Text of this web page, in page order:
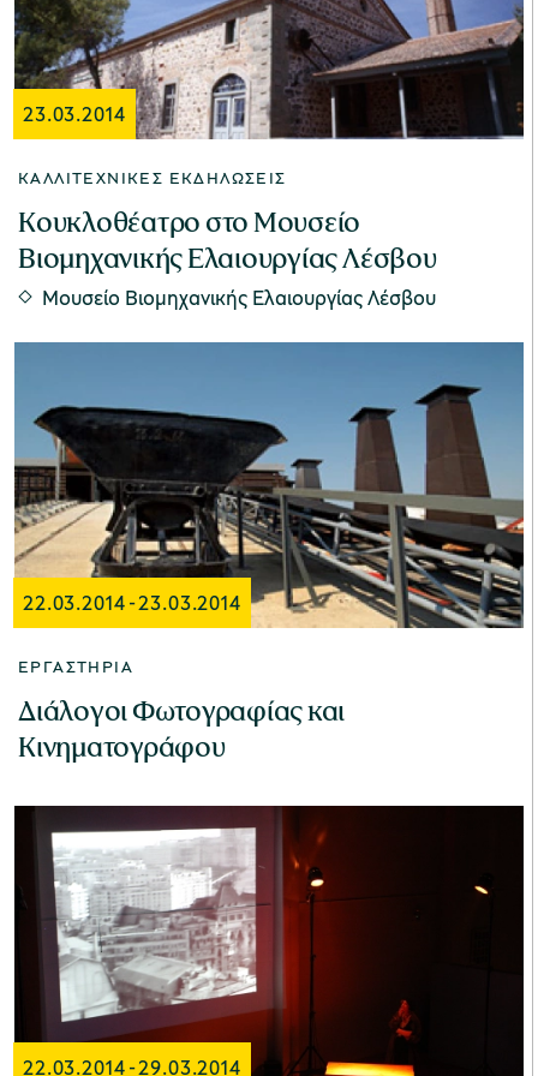
Μουσείο Ελιάς και Ελληνικού Λαδιού
Μουσείο Βιομηχανικής Ελαιουργίας
Λέσβου
Μουσείο Πλινθοκεραμοποιίας N. & Σ.
Τσαλαπάτα
Μουσείο Περιβάλλοντος Στυμφαλίας
Μουσείο Μαστίχας Χίου
Μουσείο Αργυροτεχνίας
23.03.2014
ΚΑΛΛΙΤΕΧΝΙΚΈΣ ΕΚΔΗΛΏΣΕΙΣ
Κουκλοθέατρο στο Μουσείο
Βιομηχανικής Ελαιουργίας Λέσβου
Μουσείο Βιομηχανικής Ελαιουργίας Λέσβου
22.03.2014-23.03.2014
ΕΡΓΑΣΤΉΡΙΑ
Διάλογοι Φωτογραφίας και
Κινηματογράφου
22.03.2014-29.03.2014